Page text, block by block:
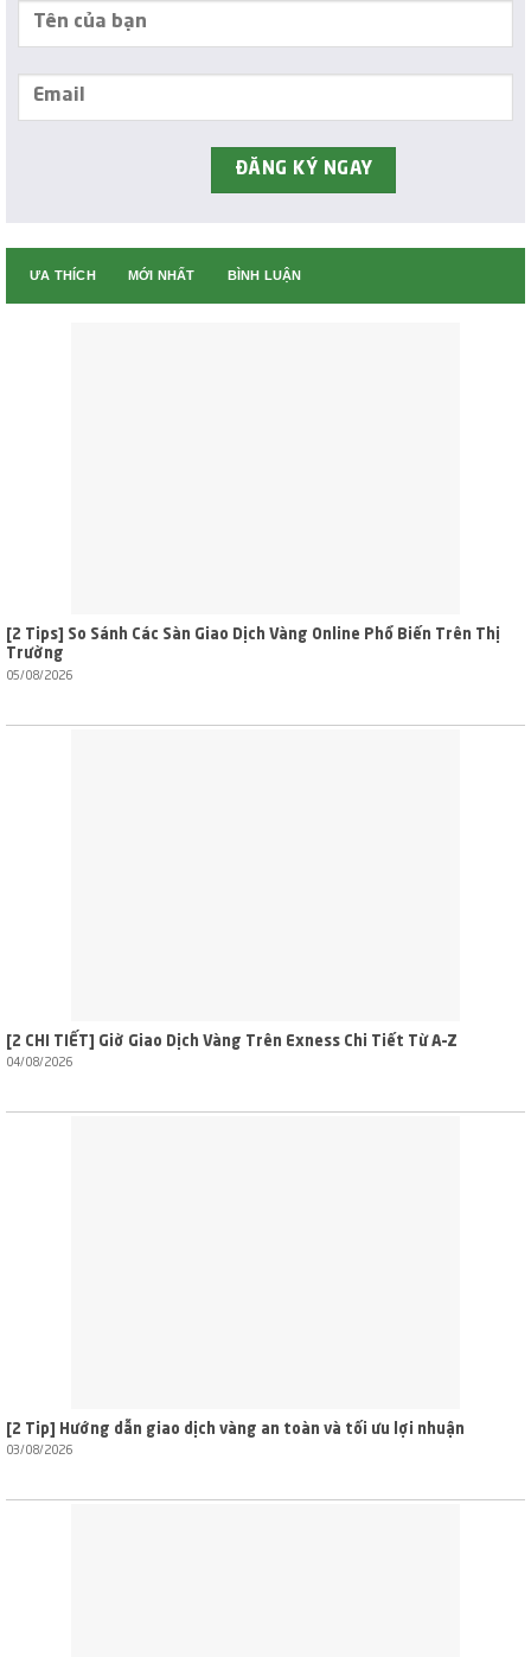
ƯA THÍCH MỚI NHẤT BÌNH LUẬN
[2 Tips] So Sánh Các Sàn Giao Dịch Vàng Online Phổ Biến Trên Thị
Trường
05/08/2026
[2 CHI TIẾT] Giờ Giao Dịch Vàng Trên Exness Chi Tiết Từ A–Z
04/08/2026
[2 Tip] Hướng dẫn giao dịch vàng an toàn và tối ưu lợi nhuận
03/08/2026